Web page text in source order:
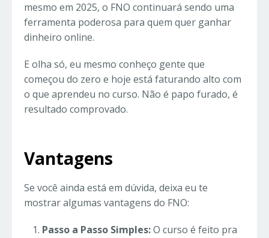
mesmo em 2025, o FNO continuará sendo uma
ferramenta poderosa para quem quer ganhar
dinheiro online.
E olha só, eu mesmo conheço gente que
começou do zero e hoje está faturando alto com
o que aprendeu no curso. Não é papo furado, é
resultado comprovado.
Vantagens
Se você ainda está em dúvida, deixa eu te
mostrar algumas vantagens do FNO:
Passo a Passo Simples:O curso é feito pra